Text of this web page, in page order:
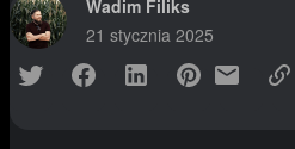
Wadim Filiks
21 stycznia 2025